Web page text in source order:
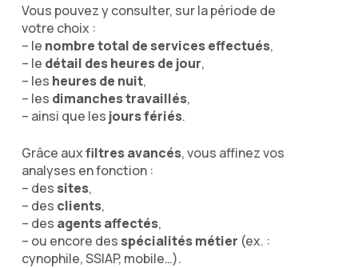
Vous pouvez y consulter, sur la période de
votre choix :
– le nombre total de services effectués,
– le détail des heures de jour,
– les heures de nuit,
– les dimanches travaillés,
– ainsi que les jours fériés.
Grâce auxfiltres avancés, vous affinez vos
analyses en fonction :
– des sites,
– des clients,
– des agents affectés,
– ou encore des spécialités métier (ex. :
cynophile, SSIAP, mobile…).